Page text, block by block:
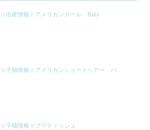
☆出産情報☆アメリカンカール Baby
☆子猫情報☆アメリカンショートヘアー パ...
☆子猫情報☆ブリティッシュ